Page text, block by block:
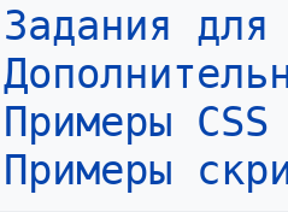
Задания для
Примеры CSS
Примеры